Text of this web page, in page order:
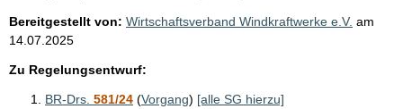
o
Bereitgestellt von: Wirtschaftsverband Windkraftwerke e.V. am
14.07.2025
Zu Regelungsentwurf:
BR-Drs. 581/24 (Vorgang) [alle SG hierzu]